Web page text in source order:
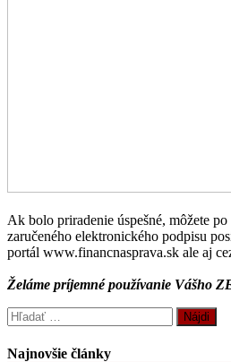
Ak bolo priradenie úspešné, môžete
zaručeného elektronického podpisu
portál www.financnasprava.sk ale aj
Želáme príjemné používanie Vášho
Hľadať:
Najnovšie články